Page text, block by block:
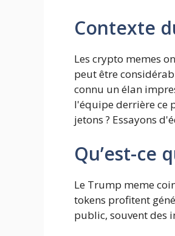
Contexte
Les crypto memes
peut être
connu un élan
l'équipe derrière ce
jetons ? Essayons
Qu’est-ce
Le Trump meme
tokens profitent
public, souvent des